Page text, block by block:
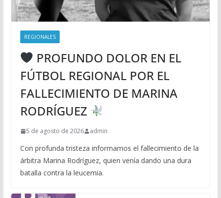
REGIONALES
PROFUNDO DOLOR EN EL
FÚTBOL REGIONAL POR EL
FALLECIMIENTO DE MARINA
RODRÍGUEZ
5 de agosto de 2026 admin
Con profunda tristeza informamos el fallecimiento de la
árbitra Marina Rodríguez, quien venía dando una dura
batalla contra la leucemia.